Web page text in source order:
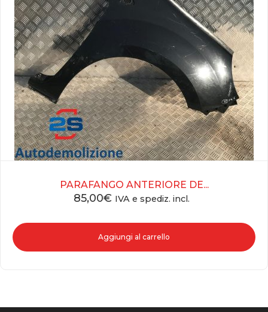
PARAFANGO ANTERIORE DE...
85,00€ IVA e spediz. incl.
Aggiungi al carrello